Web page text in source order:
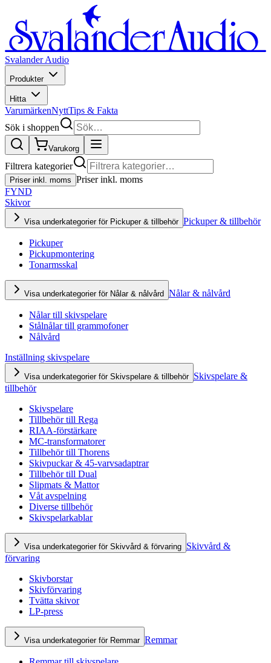
Svalander Audio
Produkter
Hitta
VarumärkenNyttTips & Fakta
Sök i shoppen
Varukorg
Filtrera kategorier
Priser inkl. moms Priser inkl. moms
FYND
Skivor
Visa underkategorier för Pickuper & tillbehör Pickuper & tillbehör
Pickuper
Pickupmontering
Tonarmsskal
Visa underkategorier för Nålar & nålvård Nålar & nålvård
Nålar till skivspelare
Stålnålar till grammofoner
Nålvård
Inställning skivspelare
Visa underkategorier för Skivspelare & tillbehör Skivspelare &
tillbehör
Skivspelare
Tillbehör till Rega
RIAA-förstärkare
MC-transformatorer
Tillbehör till Thorens
Skivpuckar & 45-varvsadaptrar
Tillbehör till Dual
Slipmats & Mattor
Våt avspelning
Diverse tillbehör
Skivspelarkablar
Visa underkategorier för Skivvård & förvaring Skivvård &
förvaring
Skivborstar
Skivförvaring
Tvätta skivor
LP-press
Visa underkategorier för Remmar Remmar